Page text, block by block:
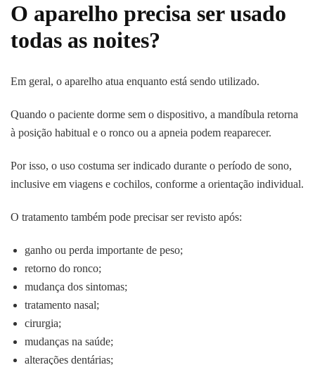
O aparelho precisa ser usado
todas as noites?
Em geral, o aparelho atua enquanto está sendo utilizado.
Quando o paciente dorme sem o dispositivo, a mandíbula retorna
à posição habitual e o ronco ou a apneia podem reaparecer.
Por isso, o uso costuma ser indicado durante o período de sono,
inclusive em viagens e cochilos, conforme a orientação individual.
O tratamento também pode precisar ser revisto após:
ganho ou perda importante de peso;
retorno do ronco;
mudança dos sintomas;
tratamento nasal;
cirurgia;
mudanças na saúde;
alterações dentárias;